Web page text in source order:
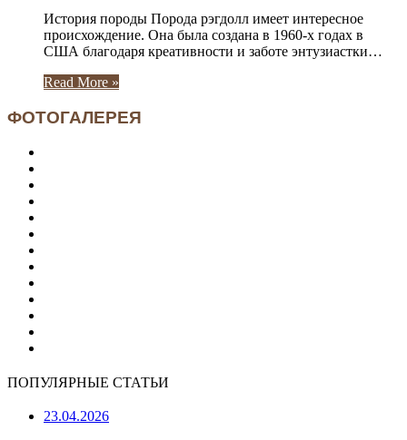
История породы Порода рэгдолл имеет интересное
происхождение. Она была создана в 1960-х годах в
США благодаря креативности и заботе энтузиастки…
Read More »
ФОТОГАЛЕРЕЯ
ПОПУЛЯРНЫЕ СТАТЬИ
23.04.2026